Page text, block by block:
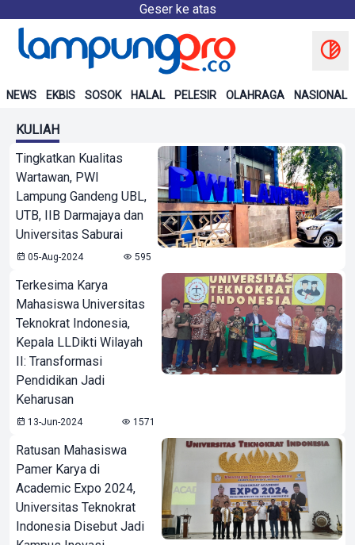
Geser ke atas
NEWS EKBIS SOSOK HALAL PELESIR OLAHRAGA NASIONAL
KULIAH
Tingkatkan Kualitas
Wartawan, PWI
Lampung Gandeng UBL,
UTB, IIB Darmajaya dan
Universitas Saburai
05-Aug-2024 595
Terkesima Karya
Mahasiswa Universitas
Teknokrat Indonesia,
Kepala LLDikti Wilayah
II: Transformasi
Pendidikan Jadi
Keharusan
13-Jun-2024 1571
Ratusan Mahasiswa
Pamer Karya di
Academic Expo 2024,
Universitas Teknokrat
Indonesia Disebut Jadi